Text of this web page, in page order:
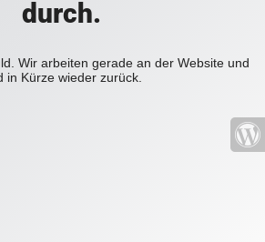
durch.
Wir arbeiten gerade an der Website und
in Kürze wieder zurück.